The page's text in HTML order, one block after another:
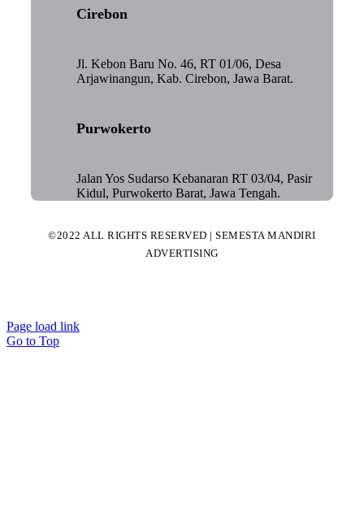
Cirebon
Jl. Kebon Baru No. 46, RT 01/06, Desa
Arjawinangun, Kab. Cirebon, Jawa Barat.
Purwokerto
Jalan Yos Sudarso Kebanaran RT 03/04, Pasir
Kidul, Purwokerto Barat, Jawa Tengah.
©2022 ALL RIGHTS RESERVED | SEMESTA MANDIRI
ADVERTISING
Page load link
Go to Top